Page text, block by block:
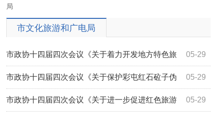
局
市文化旅游和广电局
05-29
市政协十四届四次会议《关于着力开发地方特色旅
游商品的提案》（第4071号）答复 05-29
市政协十四届四次会议《关于保护彩屯红石砬子伪
满洲国高射炮阵地遗址的提案》（第4070号... 05-29
市政协十四届四次会议《关于进一步促进红色旅游